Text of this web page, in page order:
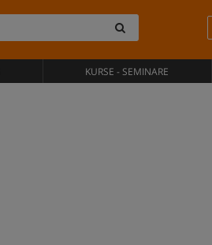
KURSE - SEMINARE